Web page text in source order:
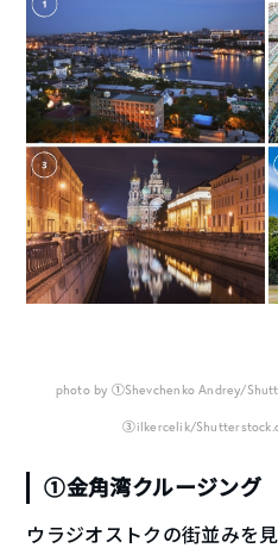
photo by ①Shevchenko Andrey/
③ilkercelik/
①金角湾クルージング
ウラジオストクの街並みを